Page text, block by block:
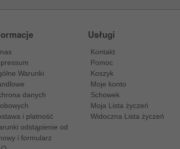
Warunki
danych
i platność
odstąpienie od
i formularz
Usługi
Kontakt
Pomoc
Koszyk
Moje konto
Schowek
Moja Lista życzeń
Widoczna Lista życzeń